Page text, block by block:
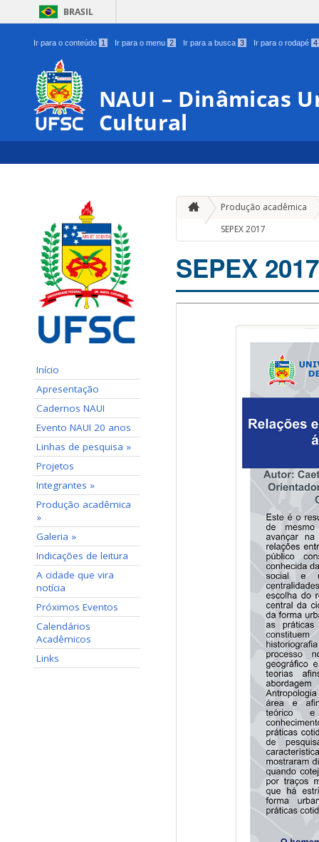
BRASIL
Ir para o conteúdo 1 Ir para o menu 2 Ir para a busca 3 Ir para o rodapé 4
NAUI – Dinâmicas
Cultural
Início
Apresentação
Cadernos NAUI
Evento NAUI 20 anos
Linhas de pesquisa »
Projetos
Integrantes »
Produção acadêmica
»
Galeria »
Indicações de leitura
A cidade que vira
notícia
Próximos Eventos
Calendários
Acadêmicos
Links
Produção acadêmica
SEPEX 2017
SEPEX 2017